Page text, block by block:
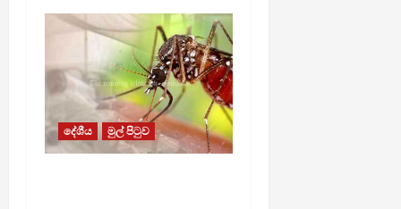
දේශීය මුල් පිටුව